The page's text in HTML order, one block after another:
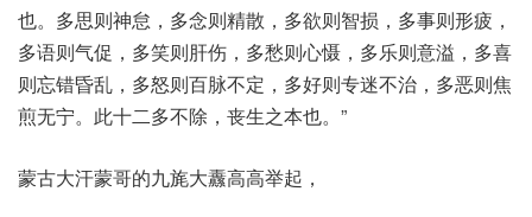
也。多思则神怠，多念则精散，多欲则智损，多事则形疲，
多语则气促，多笑则肝伤，多愁则心慑，多乐则意溢，多喜
则忘错昏乱，多怒则百脉不定，多好则专迷不治，多恶则焦
煎无宁。此十二多不除，丧生之本也。”
蒙古大汗蒙哥的九旄大纛高高举起，